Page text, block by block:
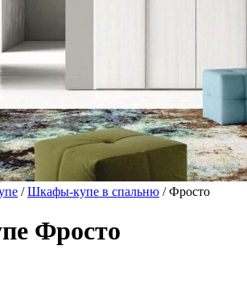
/Шкафы-купе в спальню / Фросто
Фросто